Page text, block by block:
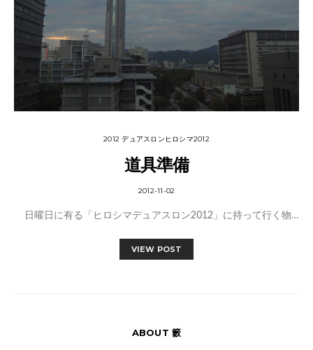
2012 デュアスロンヒロシマ2012
道具準備
2012-11-02
日曜日に有る「ヒロシマデュアスロン2012」に持って行く物…
VIEW POST
ABOUT 籔